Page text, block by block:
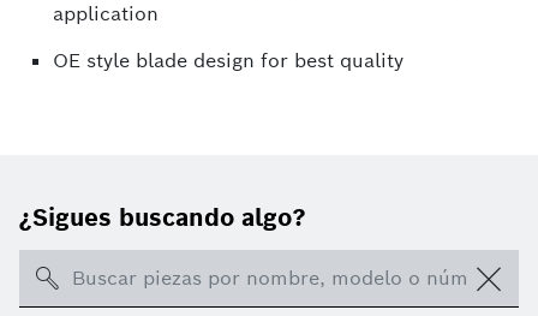
application
OE style blade design for best quality
¿Sigues buscando algo?
Search